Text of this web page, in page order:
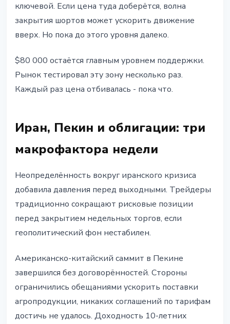
ключевой. Если цена туда доберётся, волна
закрытия шортов может ускорить движение
вверх. Но пока до этого уровня далеко.
$80 000 остаётся главным уровнем поддержки.
Рынок тестировал эту зону несколько раз.
Каждый раз цена отбивалась - пока что.
Иран, Пекин и облигации: три
макрофактора недели
Неопределённость вокруг иранского кризиса
добавила давления перед выходными. Трейдеры
традиционно сокращают рисковые позиции
перед закрытием недельных торгов, если
геополитический фон нестабилен.
Американско-китайский саммит в Пекине
завершился без договорённостей. Стороны
ограничились обещаниями ускорить поставки
агропродукции, никаких соглашений по тарифам
достичь не удалось. Доходность 10-летних